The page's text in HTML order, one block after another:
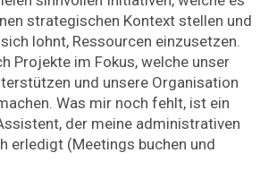
strategischen Kontext stellen und
lohnt, Ressourcen einzusetzen.
Projekte im Fokus, welche unser
und unsere Organisation
Was mir noch fehlt, ist ein
der meine administrativen
erledigt (Meetings buchen und